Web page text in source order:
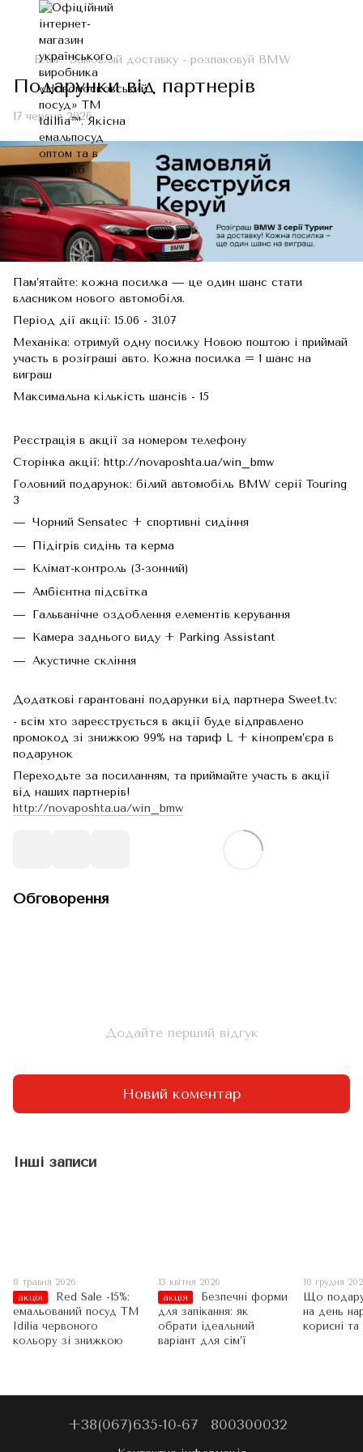
Блог Замовляй доставку - розпаковуй BMW
Подарунки від партнерів
17 червня 2026
Пам’ятайте: кожна посилка — це один шанс стати
власником нового автомобіля.
Період дії акції: 15.06 - 31.07
Механіка: отримуй одну посилку Новою поштою і приймай
участь в розіграші авто. Кожна посилка = 1 шанс на
виграш
Максимальна кількість шансів - 15
Реєстрація в акції за номером телефону
Сторінка акції: http://novaposhta.ua/win_bmw
Головний подарунок: білий автомобіль BMW серії Touring
3
Чорний Sensatec + спортивні сидіння
Підігрів сидінь та керма
Клімат-контроль (3-зонний)
Амбієнтна підсвітка
Гальванічне оздоблення елементів керування
Камера заднього виду + Parking Assistant
Акустичне скління
Додаткові гарантовані подарунки від партнера Sweet.tv:
- всім хто зареєструється в акції буде відправлено
промокод зі знижкою 99% на тариф L + кінопрем’єра в
подарунок
Переходьте за посиланням, та приймайте участь в акції
від наших партнерів!
http://novaposhta.ua/win_bmw
Обговорення
Додайте перший відгук
Новий коментар
Інші записи
8 травня 2026
акція
Red Sale -15%:
емальований посуд TM
Idilia червоного
кольору зі знижкою
13 квітня 2026
акція
Безпечні форми
для запікання: як
обрати ідеальний
варіант для сім’ї
18 грудня
Що
на день
корисні та
+38(067)635-10-67 800300032